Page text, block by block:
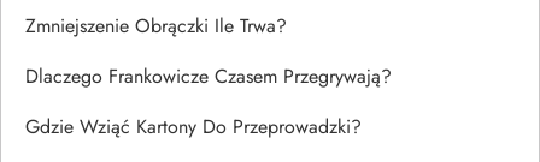
Zmniejszenie Obrączki Ile Trwa?
Dlaczego Frankowicze Czasem Przegrywają?
Gdzie Wziąć Kartony Do Przeprowadzki?